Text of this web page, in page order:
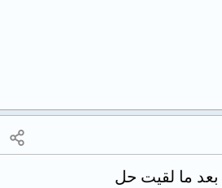
ما لقيت حل